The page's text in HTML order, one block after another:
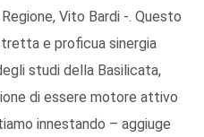
Vito Bardi -. Questo
e proficua sinergia
studi della Basilicata,
di essere motore attivo
innestando – aggiuge